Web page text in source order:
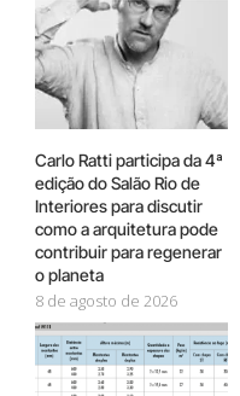
Carlo Ratti participa da 4ª
edição do Salão Rio de
Interiores para discutir
como a arquitetura pode
contribuir para regenerar
o planeta
8 de agosto de 2026